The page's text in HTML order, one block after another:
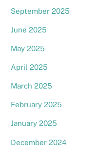
September 2025
June 2025
May 2025
April 2025
March 2025
February 2025
January 2025
December 2024